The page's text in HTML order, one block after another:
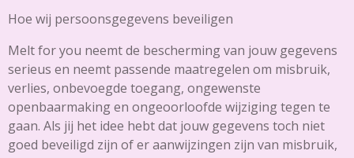
Hoe wij persoonsgegevens beveiligen
Melt for you neemt de bescherming van jouw gegevens
serieus en neemt passende maatregelen om misbruik,
verlies, onbevoegde toegang, ongewenste
openbaarmaking en ongeoorloofde wijziging tegen te
gaan. Als jij het idee hebt dat jouw gegevens toch niet
goed beveiligd zijn of er aanwijzingen zijn van misbruik,